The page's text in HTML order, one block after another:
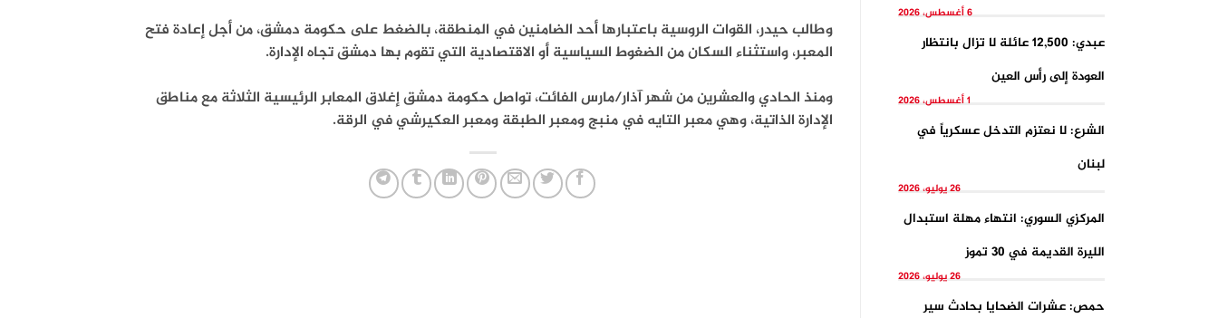
6 أغسطس، 2026
عبدي: 12,500 عائلة لا تزال بانتظار
العودة إلى رأس العين
1 أغسطس، 2026
الشرع: لا نعتزم التدخل عسكرياً في
لبنان
26 يوليو، 2026
المركزي السوري: انتهاء مهلة استبدال
الليرة القديمة في 30 تموز
26 يوليو، 2026
حمص: عشرات الضحايا بحادث سير
وطالب حيدر، القوات الروسية باعتبارها أحد الضامنين في المنطقة، بالضغط على حكومة دمشق، من أجل إعادة فتح
المعبر، واستثناء السكان من الضغوط السياسية أو الاقتصادية التي تقوم بها دمشق تجاه الإدارة.
ومنذ الحادي والعشرين من شهر آذار/مارس الفائت، تواصل حكومة دمشق إغلاق المعابر الرئيسية الثلاثة مع مناطق
الإدارة الذاتية، وهي معبر التايه في منبج ومعبر الطبقة ومعبر العكيرشي في الرقة.